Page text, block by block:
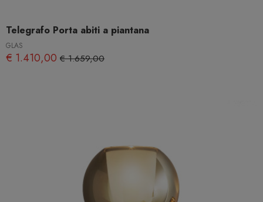
Telegrafo Porta abiti a piantana
GLAS
€ 1.410,00 € 1.659,00